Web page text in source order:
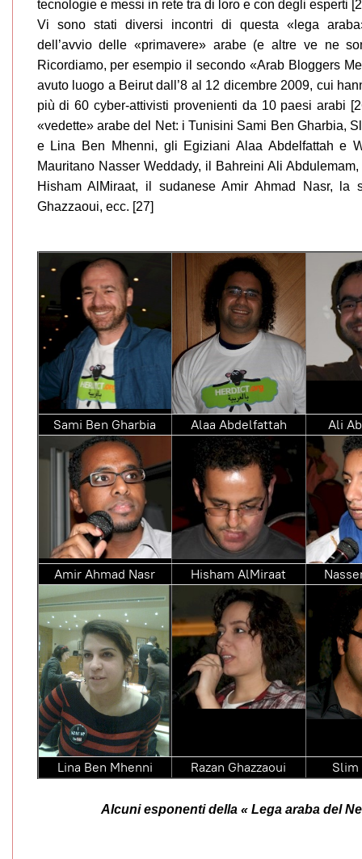
tecnologie e messi in rete tra di loro e con degli esperti
Vi sono stati diversi incontri di questa «lega
dell’avvio delle «primavere» arabe (e altre ve ne
Ricordiamo, per esempio il secondo «Arab Bloggers
avuto luogo a Beirut dall’8 al 12 dicembre 2009, cui
più di 60 cyber-attivisti provenienti da 10 paesi arabi
«vedette» arabe del Net: i Tunisini Sami Ben Gharbia,
e Lina Ben Mhenni, gli Egiziani Alaa Abdelfattah e
Mauritano Nasser Weddady, il Bahreini Ali
Hisham AlMiraat, il sudanese Amir Ahmad Nasr, la
Ghazzaoui, ecc. [27]
Sami Ben Gharbia Alaa Abdelfattah Ali
Amir Ahmad Nasr Hisham AlMiraat
Lina Ben Mhenni Razan Ghazzaoui Slim
Alcuni esponenti della « Lega araba del